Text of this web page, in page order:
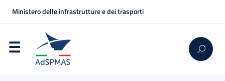
Ministero delle infrastrutture e dei trasporti